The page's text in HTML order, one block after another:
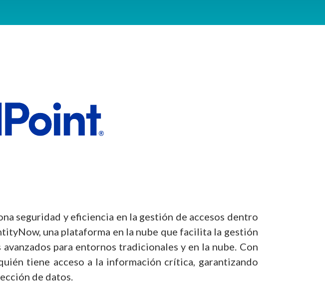
seguridad y eficiencia en la gestión de accesos dentro
una plataforma en la nube que facilita la gestión
para entornos tradicionales y en la nube. Con
tiene acceso a la información crítica, garantizando
de datos.